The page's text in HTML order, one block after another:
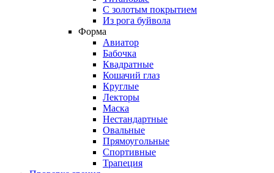
С золотым покрытием
Из рога буйвола
Форма
Авиатор
Бабочка
Квадратные
Кошачий глаз
Круглые
Лекторы
Маска
Нестандартные
Овальные
Прямоугольные
Спортивные
Трапеция